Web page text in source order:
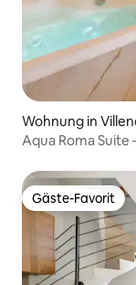
Wohnung in
Aqua Roma
Gäste-Favorit
Gäste-Favorit